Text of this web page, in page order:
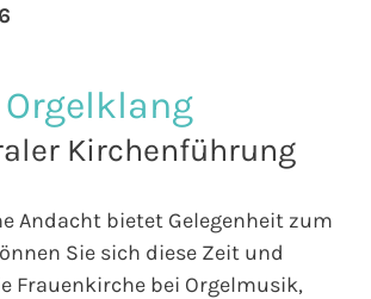
Kirchenführung
Andacht bietet Gelegenheit zum
Sie sich diese Zeit und
Frauenkirche bei Orgelmusik,